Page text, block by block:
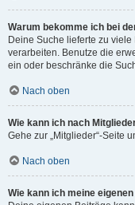
Warum bekomme ich bei
Deine Suche lieferte zu
verarbeiten. Benutze die
ein oder beschränke die
Nach oben
Wie kann ich nach
Gehe zur „Mitglieder“-Seite
Nach oben
Wie kann ich meine